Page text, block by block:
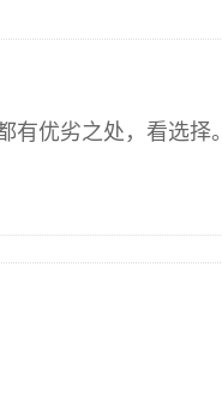
有优劣之处，看选择。